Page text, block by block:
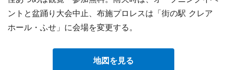
ントと盆踊り大会中止、布施プロレスは「街の駅 クレア
ホール・ふせ」に会場を変更する。
地図を見る